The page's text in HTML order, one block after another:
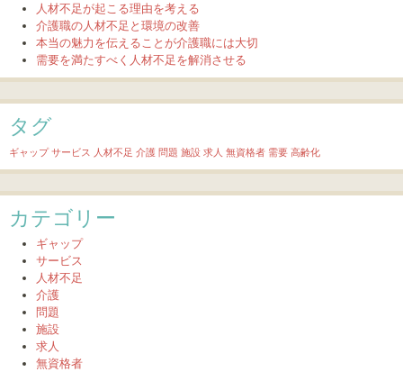
人材不足が起こる理由を考える
介護職の人材不足と環境の改善
本当の魅力を伝えることが介護職には大切
需要を満たすべく人材不足を解消させる
タグ
ギャップ サービス 人材不足 介護 問題 施設 求人 無資格者 需要 高齢化
カテゴリー
ギャップ
サービス
人材不足
介護
問題
施設
求人
無資格者